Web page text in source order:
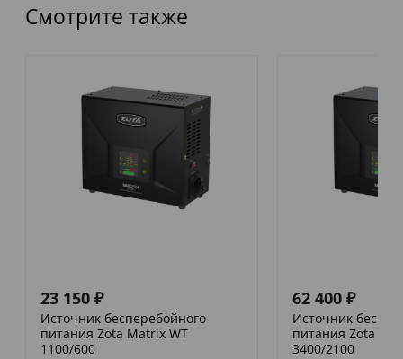
Смотрите также
23 150 ₽
Источник бесперебойного
питания Zota Matrix WT
1100/600
62 400 ₽
Источник
питания Zota
3400/2100